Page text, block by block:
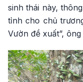
sinh thái này,
tỉnh cho chủ
Vườn đề xuất”, ông